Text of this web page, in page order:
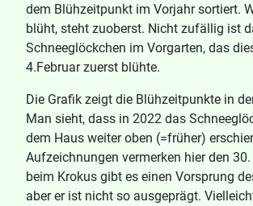
dem Blühzeitpunkt im Vorjahr sortiert.
blüht, steht zuoberst. Nicht zufällig ist
Schneeglöckchen im Vorgarten, das
4.Februar zuerst blühte.
Die Grafik zeigt die Blühzeitpunkte in
Man sieht, dass in 2022 das
dem Haus weiter oben (=früher)
Aufzeichnungen vermerken hier den
beim Krokus gibt es einen Vorsprung
aber er ist nicht so ausgeprägt.